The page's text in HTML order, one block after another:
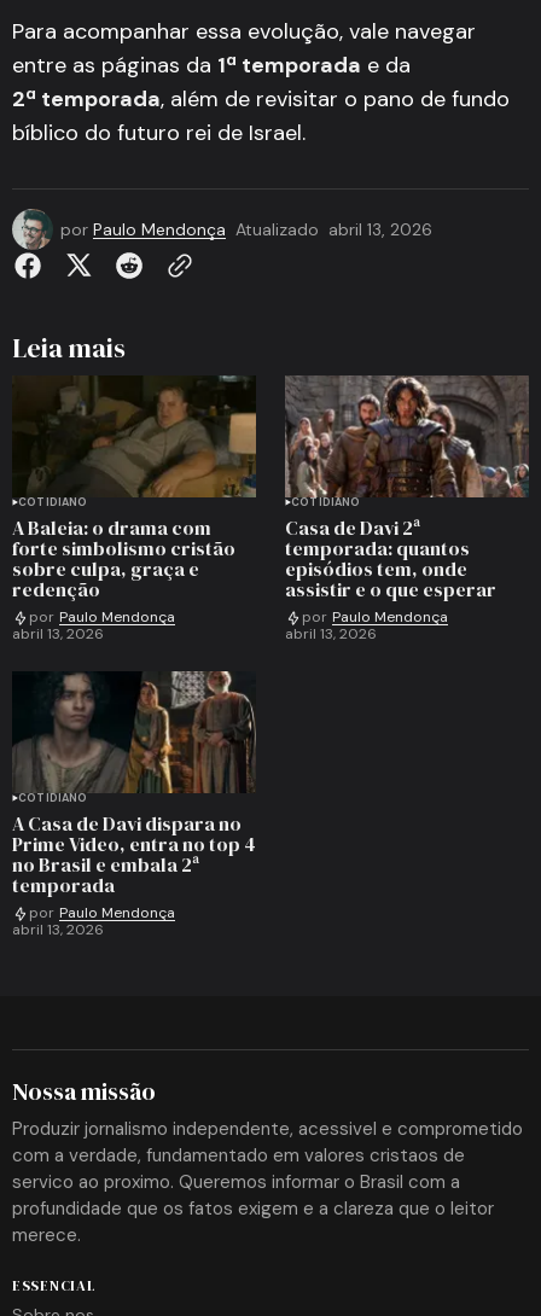
Para acompanhar essa evolução, vale navegar
entre as páginas da 1ª temporada e da
2ª temporada, além de revisitar o pano de fundo
bíblico do futuro rei de Israel.
por Paulo Mendonça Atualizado abril 13, 2026
Leia mais
COTIDIANO
A Baleia: o drama com
forte simbolismo cristão
sobre culpa, graça e
redenção
por Paulo Mendonça
abril 13, 2026
COTIDIANO
Casa de Davi 2ª
temporada: quantos
episódios tem, onde
assistir e o que esperar
por Paulo Mendonça
abril 13, 2026
COTIDIANO
A Casa de Davi dispara no
Prime Video, entra no top 4
no Brasil e embala 2ª
temporada
por Paulo Mendonça
abril 13, 2026
Nossa missão
Produzir jornalismo independente, acessivel e comprometido
com a verdade, fundamentado em valores cristaos de
servico ao proximo. Queremos informar o Brasil com a
profundidade que os fatos exigem e a clareza que o leitor
merece.
ESSENCIAL